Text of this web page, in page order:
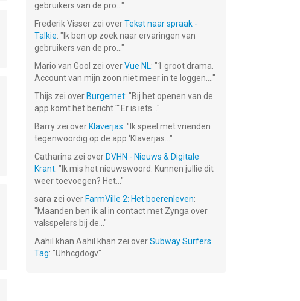
gebruikers van de pro... "
Frederik Visser zei overTekst naar spraak -
Talkie: " Ik ben op zoek naar ervaringen van
gebruikers van de pro... "
Mario van Gool zei overVue NL: "1 groot drama.
Account van mijn zoon niet meer in te loggen.... "
Thijs zei over Burgernet: "Bij het openen van de
app komt het bericht ""Er is iets... "
Barry zei over Klaverjas: " Ik speel met vrienden
tegenwoordig op de app ‘Klaverjas... "
Catharina zei over DVHN - Nieuws & Digitale
Krant: " Ik mis het nieuwswoord. Kunnen jullie dit
weer toevoegen? Het... "
sara zei over FarmVille 2: Het boerenleven:
"Maanden ben ik al in contact met Zynga over
valsspelers bij de... "
Aahil khan Aahil khan zei overSubway Surfers
Tag: "Uhhcgdogv"